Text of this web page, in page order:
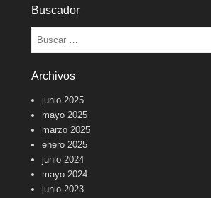
Buscador
Buscar
Archivos
junio 2025
mayo 2025
marzo 2025
enero 2025
junio 2024
mayo 2024
junio 2023